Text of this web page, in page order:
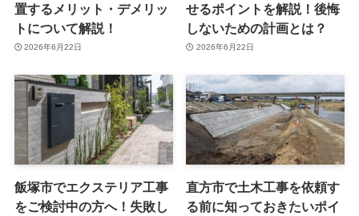
置するメリット・デメリッ
トについて解説！
2026年6月22日
せるポイントを解説！後悔
しないための計画とは？
2026年6月22日
飯塚市でエクステリア工事
をご検討中の方へ！失敗し
直方市で土木工事を依頼す
る前に知っておきたいポイ